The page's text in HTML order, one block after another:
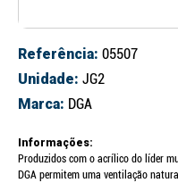
Referência: 05507
Unidade: JG2
Marca: DGA
Informações:
Produzidos com o acrílico do líder
DGA permitem uma ventilação